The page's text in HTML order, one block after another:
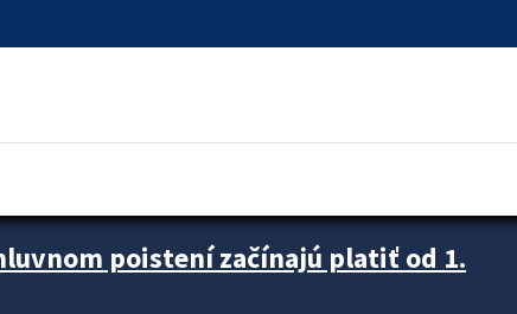
poistení začínajú platiť od 1.